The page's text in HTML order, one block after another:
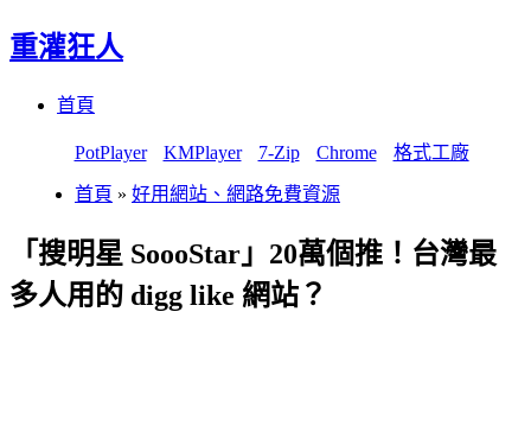
重灌狂人
首頁
PotPlayer KMPlayer 7-Zip Chrome 格式工廠
首頁 » 好用網站、網路免費資源
「搜明星 SoooStar」20萬個推！台灣最
多人用的 digg like 網站？